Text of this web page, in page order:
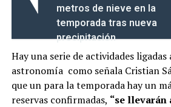
metros de nieve en la
temporada tras nueva
precipitación
Hay una serie de actividades
astronomía como señala Cristian
que un para la temporada hay un
reservas confirmadas, “se llevarán